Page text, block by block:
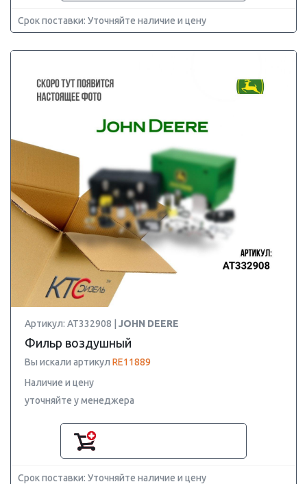
Срок поставки: Уточняйте наличие и цену
Артикул: AT332908 | JOHN DEERE
Фильр воздушный
Вы искали артикул RE11889
Наличие и цену
уточняйте у менеджера
Срок поставки: Уточняйте наличие и цену